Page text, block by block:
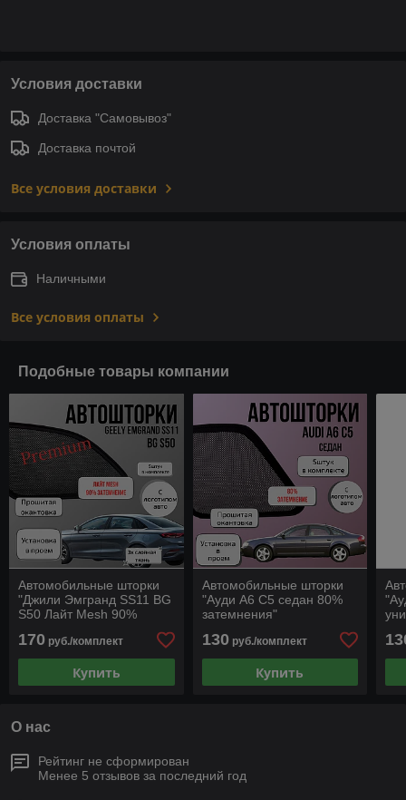
Условия доставки
Доставка "Самовывоз"
Доставка почтой
Все условия доставки
Условия оплаты
Наличными
Все условия оплаты
Подобные товары компании
Автомобильные шторки
"Джили Эмгранд SS11 BG
S50 Лайт Mesh 90%
170 руб./комплект
Купить
Автомобильные шторки
"Ауди А6 С5 седан 80%
затемнения"
130руб./комплект
Купить
О нас
Рейтинг не сформирован
Менее 5 отзывов за последний год